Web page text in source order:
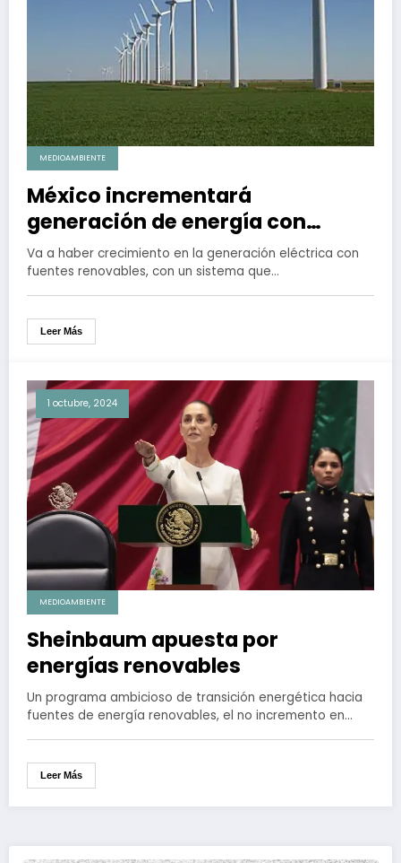
MEDIOAMBIENTE
México incrementará
generación de energía con
fuentes renovables
Va a haber crecimiento en la generación eléctrica con
fuentes renovables, con un sistema que…
Leer Más
1 octubre, 2024
MEDIOAMBIENTE
Sheinbaum apuesta por
energías renovables
Un programa ambicioso de transición energética hacia
fuentes de energía renovables, el no incremento en…
Leer Más